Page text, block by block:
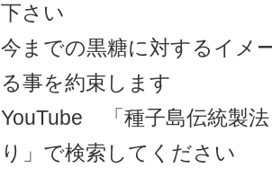
下さい
今までの黒糖に対するイメ
る事を約束します
YouTube 「種子島伝統製
り」で検索してください